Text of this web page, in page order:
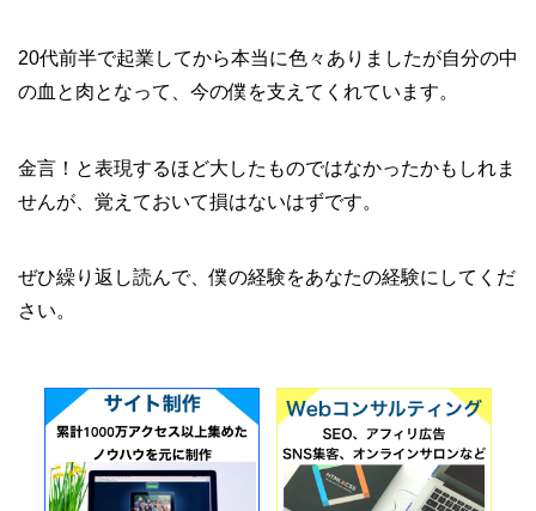
20代前半で起業してから本当に色々ありましたが自分の中
の血と肉となって、今の僕を支えてくれています。
金言！と表現するほど大したものではなかったかもしれま
せんが、覚えておいて損はないはずです。
ぜひ繰り返し読んで、僕の経験をあなたの経験にしてくだ
さい。